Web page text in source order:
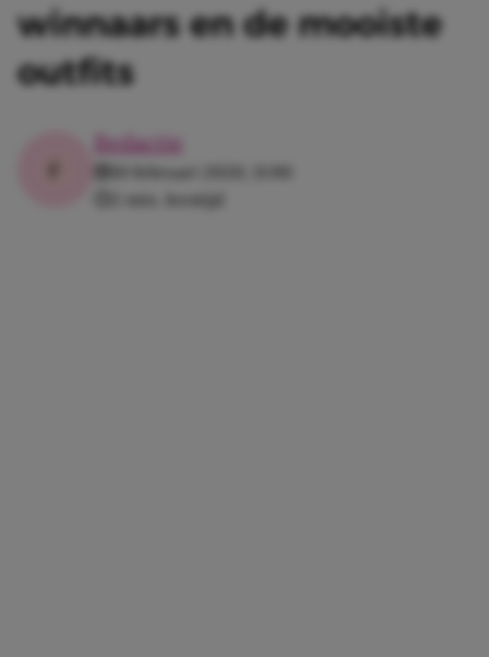
winnaars en de mooiste
outfits
Redactie
10 februari 2020, 11:00